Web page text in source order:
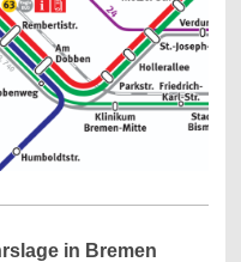
in Bremen